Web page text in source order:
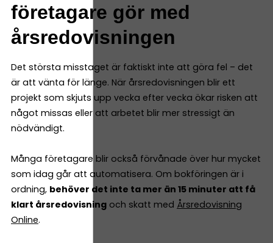
företagare gör med
årsredovisningen
Det största misstaget är faktiskt inte att göra fel – det
är att vänta för länge. När årsredovisningen blir ett
projekt som skjuts upp vecka efter vecka ökar risken att
något missas eller att arbetet blir mer stressigt än
nödvändigt.
Många företagare blir också förvånade över hur mycket
som idag går att automatisera. Om bokföringen är i
ordning, behöver det inte ta mer än 15 minuter att få
klart årsredovisning och skatt med Årsredovisning
Online.